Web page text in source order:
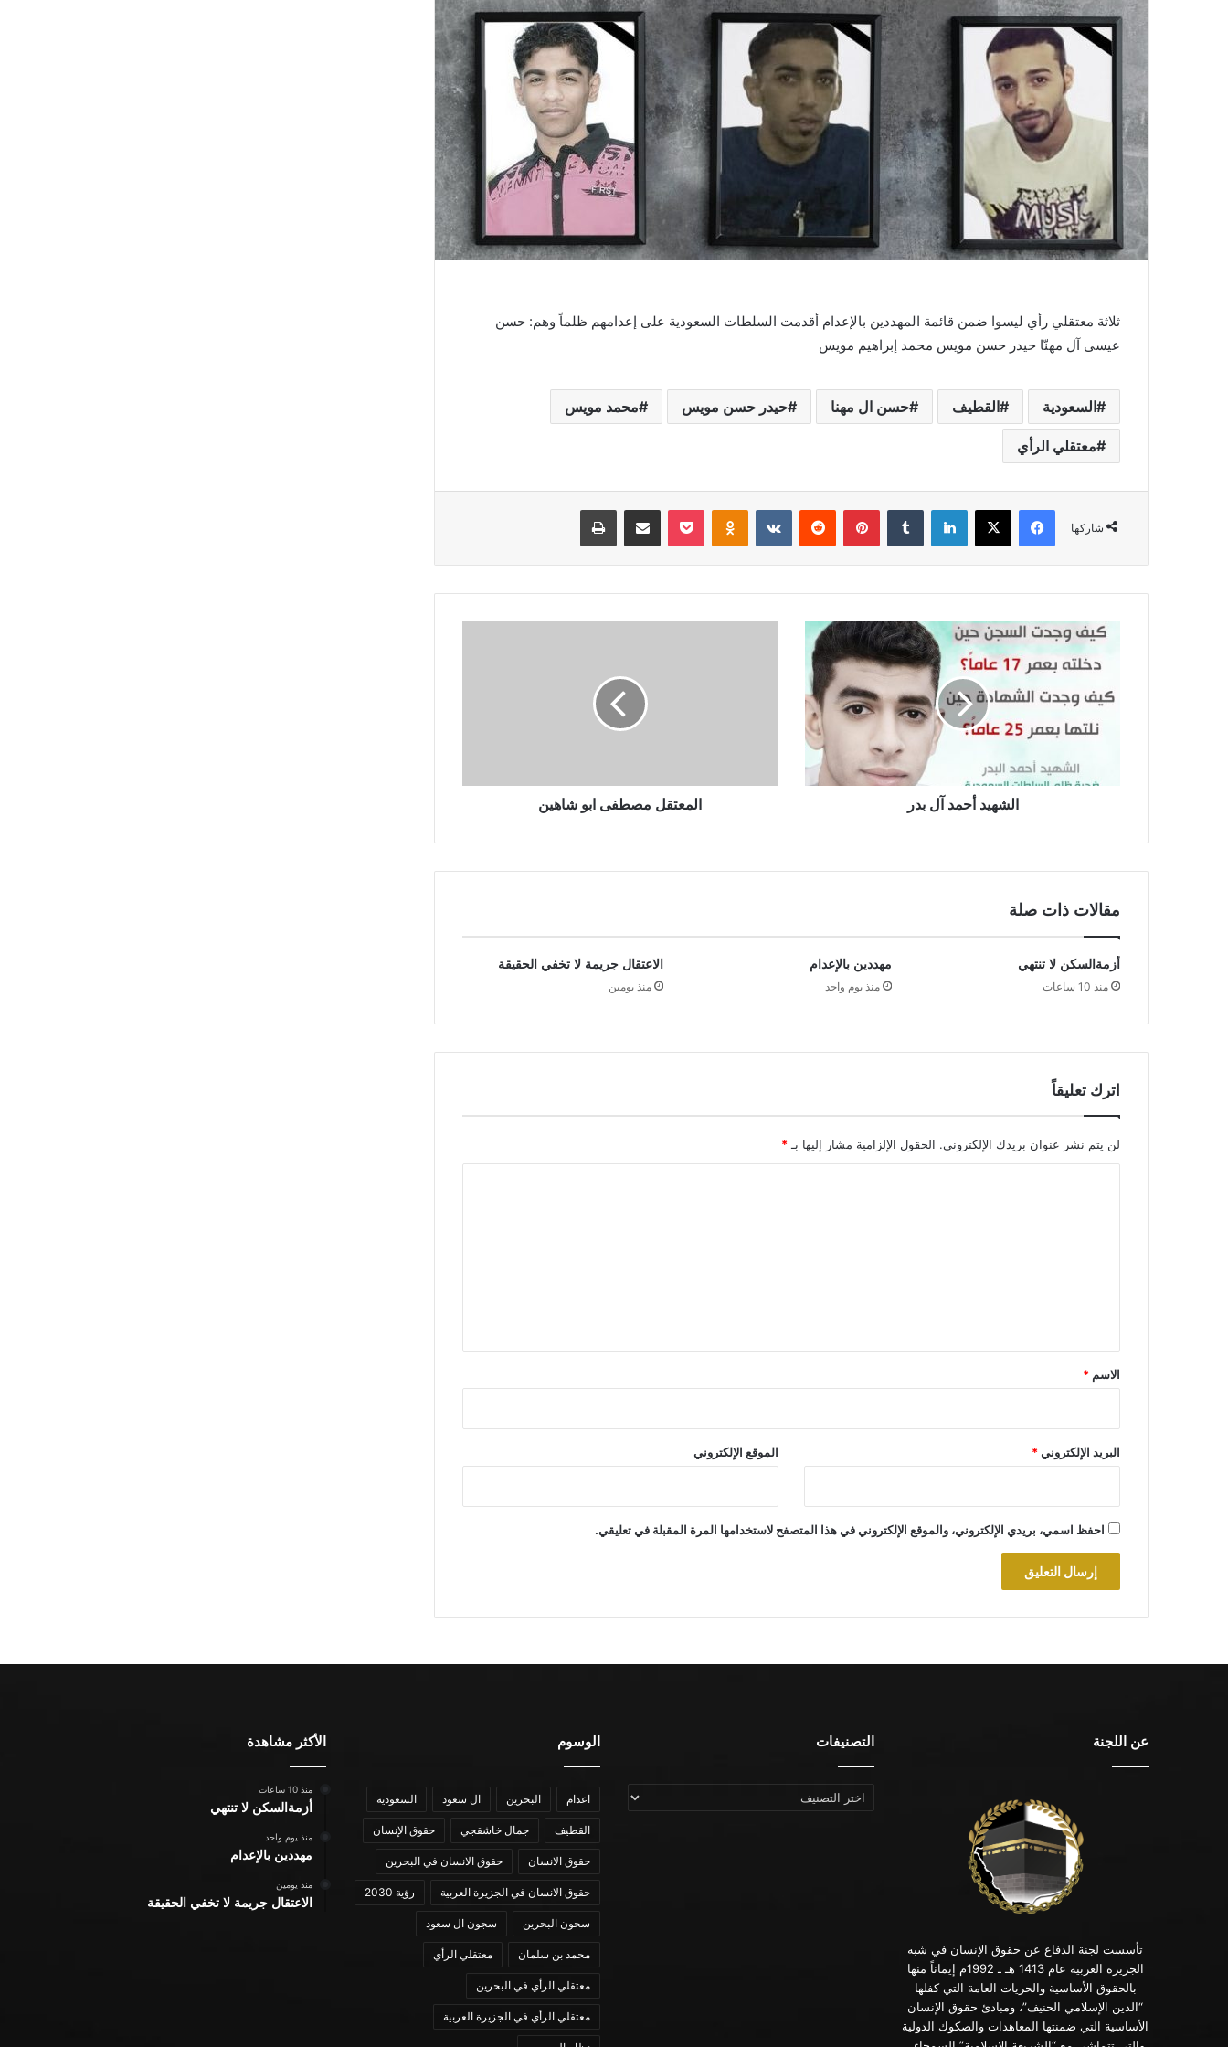
ثلاثة معتقلي رأي ليسوا ضمن قائمة المهددين بالإعدام أقدمت السلطات السعودية على إعدامهم ظلماً وهم: حسن
عيسى آل مهنّا حيدر حسن مويس محمد إبراهيم مويس
السعودية القطيف حسن ال مهنا حيدر حسن مويس محمد مويس
معتقلي الرأي
شاركها
فيسبوك X لينكدإن بينتيريست Odnoklassniki
بوكيت مشاركة عبر البريد طباعة
الشهيد أحمد آل بدر المعتقل مصطفى ابو شاهين
مقالات ذات صلة
أزمةالسكن لا تنتهي
منذ 10 ساعات
مهددين بالإعدام
منذ يوم واحد
الاعتقال جريمة لا تخفي الحقيقة
منذ يومين
اترك تعليقاً
لن يتم نشر عنوان بريدك الإلكتروني. الحقول الإلزامية مشار إليها بـ *
*
الاسم *
البريد الإلكتروني* الموقع الإلكتروني
احفظ اسمي، بريدي الإلكتروني، والموقع الإلكتروني في هذا المتصفح لاستخدامها المرة المقبلة في تعليقي.
عن اللجنة
تأسست لجنة الدفاع عن حقوق الإنسان في شبه
الجزيرة العربية عام 1413 هـ ـ 1992م إيماناً منها
بالحقوق الأساسية والحريات العامة التي كفلها
“الدين الإسلامي الحنيف”، ومبادئ حقوق الإنسان
الأساسية التي ضمنتها المعاهدات والصكوك الدولية
التصنيفات
التصنيفات
الوسوم
اعدام البحرين ال سعود السعودية
القطيف جمال خاشقجي حقوق الإنسان
حقوق الانسان حقوق الانسان في البحرين
حقوق الانسان في الجزيرة العربية رؤية 2030
سجون البحرين سجون ال سعود
محمد بن سلمان معتقلي الرأي
معتقلي الرأي في البحرين
معتقلي الرأي في الجزيرة العربية
الأكثر مشاهدة
منذ 10 ساعات
أزمةالسكن لا تنتهي
منذ يوم واحد
مهددين بالإعدام
منذ يومين
الاعتقال جريمة لا تخفي الحقيقة